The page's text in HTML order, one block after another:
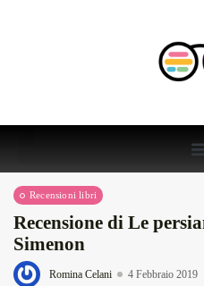
Recensioni libri
Recensione di Le
Simenon
Romina Celani 4 Febbraio 2019